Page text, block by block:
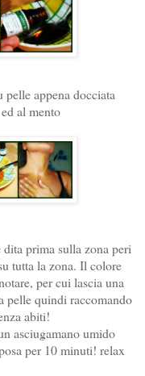
pelle appena docciata
al mento
prima sulla zona peri
tutta la zona. Il colore
per cui lascia una
pelle quindi raccomando
abiti!
asciugamano umido
per 10 minuti! relax